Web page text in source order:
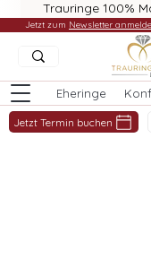
Trauringe 100%
Eheringe
Jetzt Termin buchen
Jetzt zum Newsletter